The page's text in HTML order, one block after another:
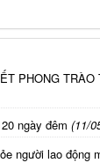
PHONG
ngày đêm (11/
người lao động